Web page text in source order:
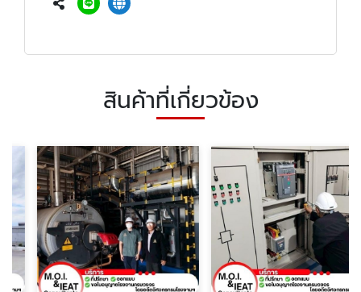
สินค้าที่เกี่ยวข้อง